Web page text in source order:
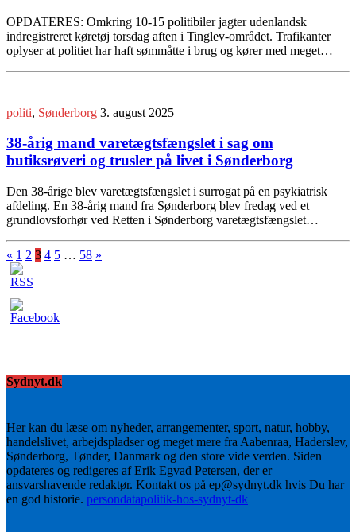
OPDATERES: Omkring 10-15 politibiler jagter udenlandsk
indregistreret køretøj torsdag aften i Tinglev-området. Trafikanter
oplyser at politiet har haft sømmåtte i brug og kører med meget…
politi, Sønderborg 3. august 2025
38-årig mand varetægtsfængslet i sag om
butiksrøveri og trusler på livet i Sønderborg
Den 38-årige blev varetægtsfængslet i surrogat på en psykiatrisk
afdeling. En 38-årig mand fra Sønderborg blev fredag ved et
grundlovsforhør ved Retten i Sønderborg varetægtsfængslet…
« 1 2 3 4 5 … 58 »
Sydnyt.dk
Her kan du læse om nyheder, arrangementer, sport, natur, hobby,
handelslivet, arbejdspladser og meget mere fra Aabenraa, Haderslev,
Sønderborg, Tønder, Danmark og den store vide verden. Siden
opdateres og redigeres af Erik Egvad Petersen, der er
ansvarshavende redaktør. Kontakt os på ep@sydnyt.dk hvis Du har
en god historie. persondatapolitik-hos-sydnyt-dk